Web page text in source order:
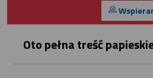
Oto pełna treść